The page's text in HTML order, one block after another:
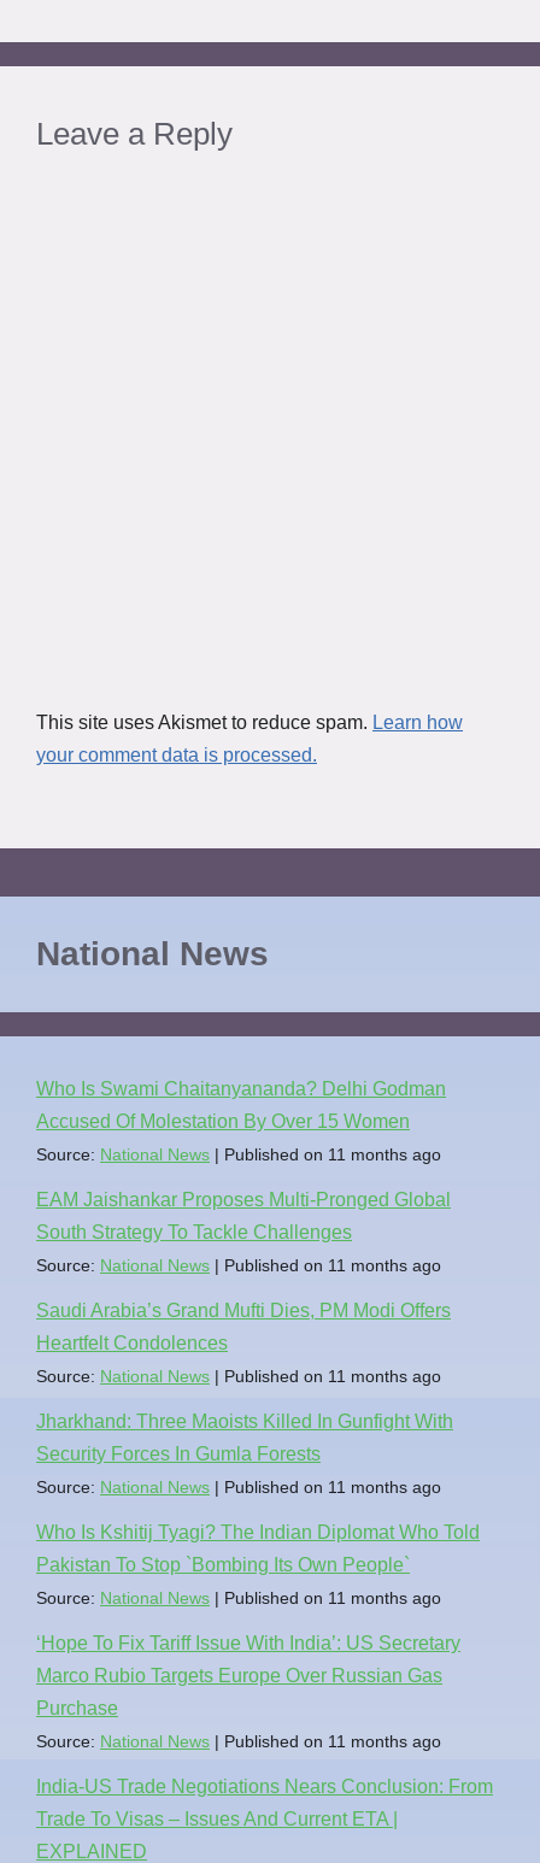
Leave a Reply
This site uses Akismet to reduce spam. Learn how
your comment data is processed.
National News
Who Is Swami Chaitanyananda? Delhi Godman
Accused Of Molestation By Over 15 Women
Source: National News Published on 11 months ago
EAM Jaishankar Proposes Multi-Pronged Global
South Strategy To Tackle Challenges
Source: National News Published on 11 months ago
Saudi Arabia’s Grand Mufti Dies, PM Modi Offers
Heartfelt Condolences
Source: National News Published on 11 months ago
Jharkhand: Three Maoists Killed In Gunfight With
Security Forces In Gumla Forests
Source: National News Published on 11 months ago
Who Is Kshitij Tyagi? The Indian Diplomat Who Told
Pakistan To Stop `Bombing Its Own People`
Source: National News Published on 11 months ago
‘Hope To Fix Tariff Issue With India’: US Secretary
Marco Rubio Targets Europe Over Russian Gas
Purchase
Source: National News Published on 11 months ago
India-US Trade Negotiations Nears Conclusion: From
Trade To Visas – Issues And Current ETA |
EXPLAINED